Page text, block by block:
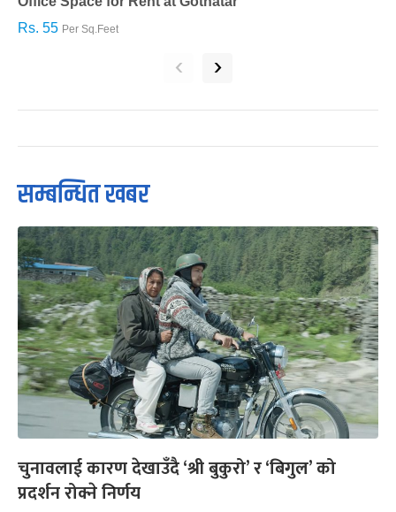
Rs. 55 Per Sq.Feet
‹ ›
सम्बन्धित खबर
चुनावलाई कारण देखाउँदै ‘श्री बुकुरो’ र ‘बिगुल’ को
प्रदर्शन रोक्ने निर्णय